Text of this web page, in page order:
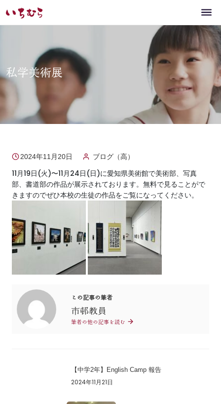
私学美術展
2024年11月20日 ブログ（高）
11月19日(火)〜11月24日(日)に愛知県美術館で美術部、写真
部、書道部の作品が展示されております。無料で見ることがで
きますのでぜひ本校の生徒の作品をご覧になってください。
この記事の筆者
市邨教員
筆者の他の記事を読む
【中学2年】English Camp 報告
2024年11月21日